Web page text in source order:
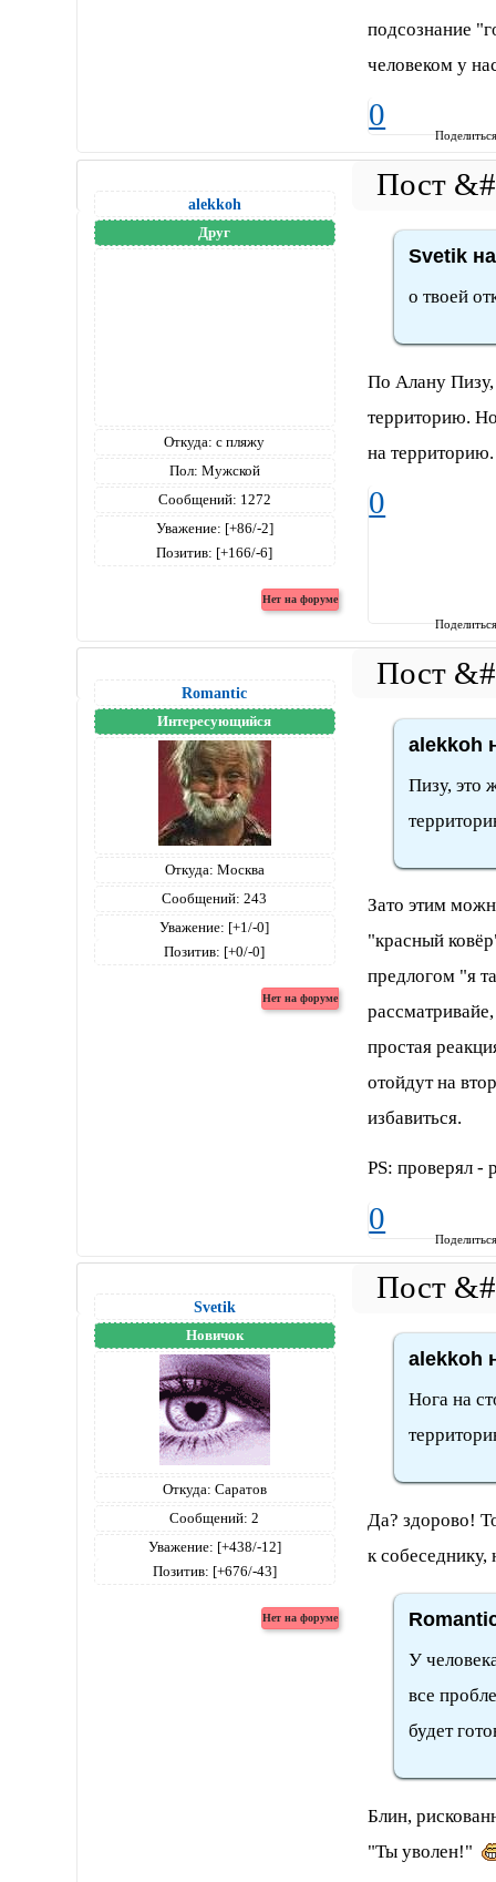
подсознание
человеком у
0
alekkoh
Друг
Откуда: с пляжу
Пол: Мужской
Сообщений: 1272
Уважение: [+86/-2]
Позитив: [+166/-6]
Svetik
о твоей
По Алану Пизу,
территорию.
на территорию.
0
Romantic
Интересующийся
Откуда: Москва
Сообщений: 243
Уважение: [+1/-0]
Позитив: [+0/-0]
alekkoh
Пизу, это
Зато этим
"красный
предлогом "я
простая
отойдут на
избавиться.
PS: проверял -
0
Svetik
Новичок
Откуда: Саратов
Сообщений: 2
Уважение: [+438/-12]
Позитив: [+676/-43]
alekkoh
Нога на
Да? здорово!
к собеседнику,
У
все
будет
Блин,
"Ты уволен!"